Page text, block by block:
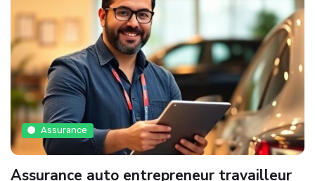
Assurance
Assurance auto entrepreneur travailleur